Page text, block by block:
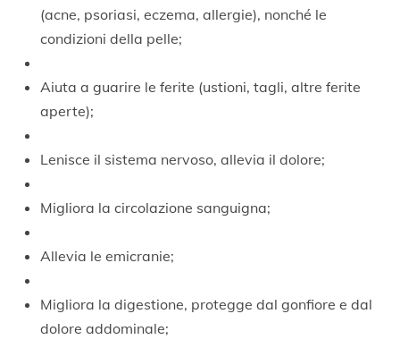
(acne, psoriasi, eczema, allergie), nonché le
condizioni della pelle;
Aiuta a guarire le ferite (ustioni, tagli, altre ferite
aperte);
Lenisce il sistema nervoso, allevia il dolore;
Migliora la circolazione sanguigna;
Allevia le emicranie;
Migliora la digestione, protegge dal gonfiore e dal
dolore addominale;